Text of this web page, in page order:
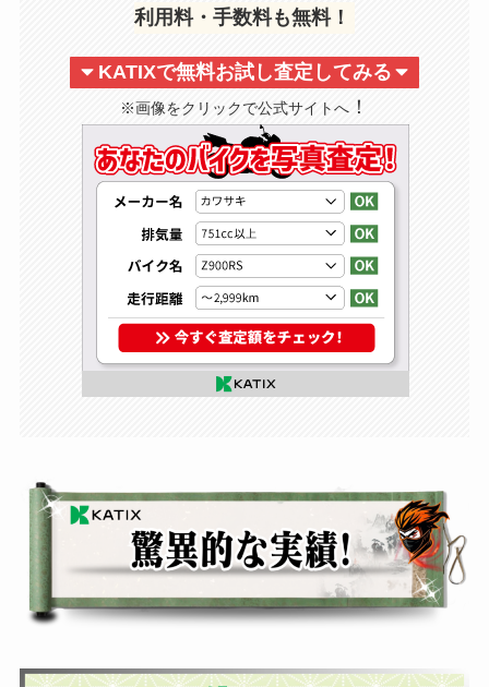
利用料・手数料も無料！
KATIXで無料お試し査定してみる
※画像をクリックで公式サイトへ ！